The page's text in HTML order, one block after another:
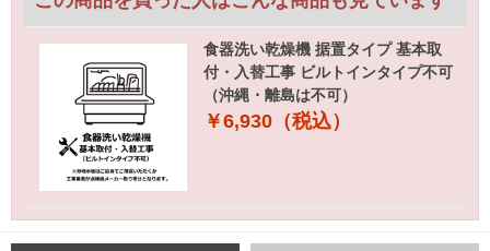
食器洗い乾燥機 据置タイプ 基本取
付・入替工事 ビルトインタイプ不可
（沖縄・離島は不可）
￥6,930（税込）